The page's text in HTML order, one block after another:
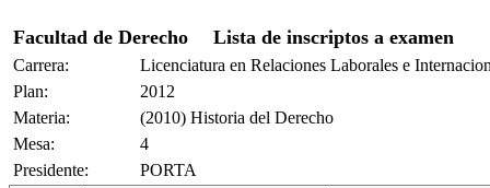
Facultad de Derecho Lista de inscriptos a examen
Carrera:
Licenciatura en Relaciones Laborales e
Plan:
2012
Materia:
(2010) Historia del Derecho
Mesa:
4
Presidente:
PORTA